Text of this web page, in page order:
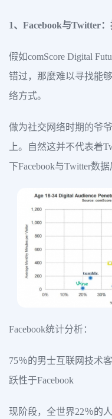
1、Facebook与Twitter
假如comScore Digital
错过，那麼难以寻找能
络方式。
做为社交网络时期的爷
上。自然这并不代表着
下Facebook与Twitter数
Facebook统计分析：
75％的男士互联网技术
跃性于Facebook
现阶段，全世界22％的